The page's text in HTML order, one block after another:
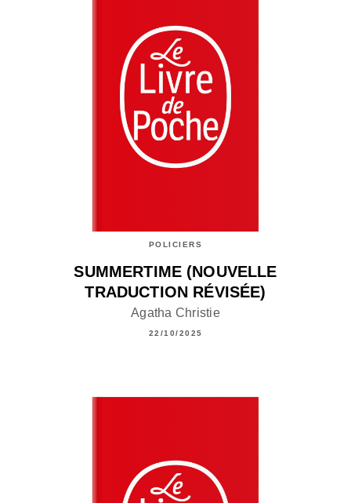
POLICIERS
SUMMERTIME (NOUVELLE
TRADUCTION RÉVISÉE)
Agatha Christie
22/10/2025